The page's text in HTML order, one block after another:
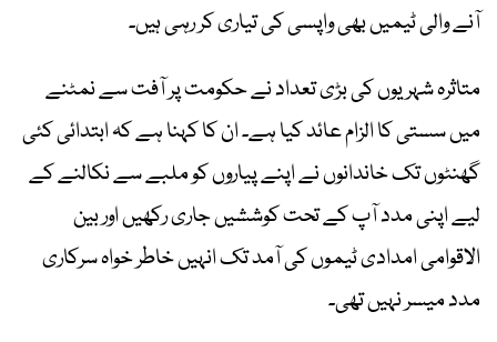
آنے والی ٹیمیں بھی واپسی کی تیاری کر رہی ہیں۔
متاثرہ شہریوں کی بڑی تعداد نے حکومت پر آفت سے نمٹنے
میں سستی کا الزام عائد کیا ہے۔ ان کا کہنا ہے کہ ابتدائی کئی
گھنٹوں تک خاندانوں نے اپنے پیاروں کو ملبے سے نکالنے کے
لیے اپنی مدد آپ کے تحت کوششیں جاری رکھیں اور بین
الاقوامی امدادی ٹیموں کی آمد تک انہیں خاطر خواہ سرکاری
مدد میسر نہیں تھی۔